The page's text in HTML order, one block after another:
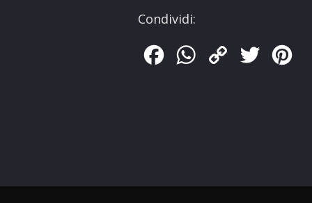
Condividi:
FacebookWhatsApp
Copy
Twitter